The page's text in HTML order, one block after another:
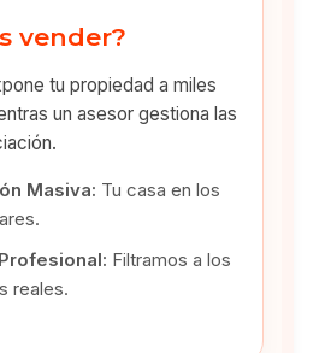
vender?
tu propiedad a miles
un asesor gestiona las
Masiva: Tu casa en los
Filtramos a los
reales.